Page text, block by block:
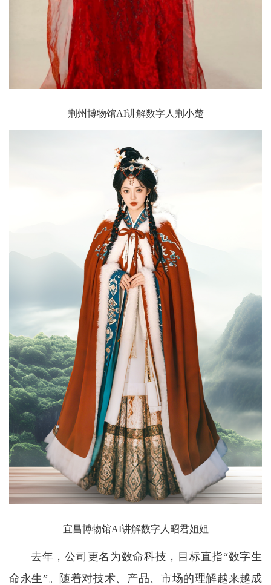
荆州博物馆AI讲解数字人荆小楚
宜昌博物馆AI讲解数字人昭君姐姐
去年，公司更名为数命科技，目标直指“数字生
命永生”。随着对技术、产品、市场的理解越来越成